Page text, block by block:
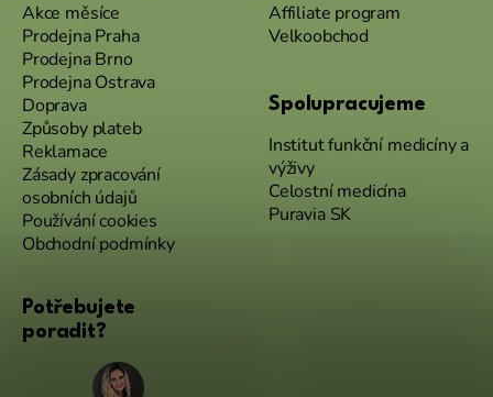
Akce měsíce
Prodejna Praha
Prodejna Brno
Prodejna Ostrava
Doprava
Způsoby plateb
Reklamace
Zásady zpracování
osobních údajů
Používání cookies
Obchodní podmínky
Affiliate program
Velkoobchod
Spolupracujeme
Institut funkční medicíny a
výživy
Celostní medicína
Puravia SK
Potřebujete
poradit?